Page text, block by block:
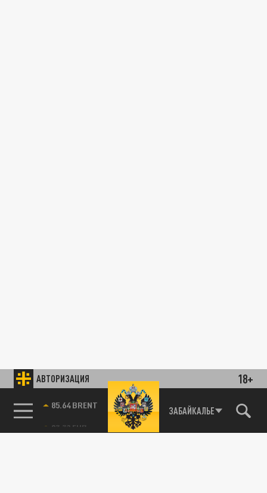
АВТОРИЗАЦИЯ 18+
85.64 BRENT ЗАБАЙКАЛЬЕ
ОБЩЕСТВО